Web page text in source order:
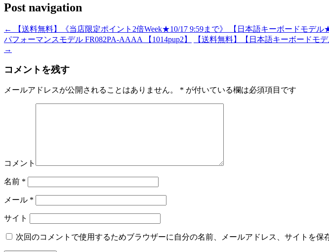
Post navigation
←
【送料無料】《当店限定ポイント2倍Week★10/17 9:59まで》 【日本語キーボードモデ
パフォーマンスモデル FR082PA-AAAA 【1014pup2】
【送料無料】【日本語キーボードモ
→
コメントを残す
メールアドレスが公開されることはありません。 * が付いている欄は必須項目です
コメント
名前 *
メール *
サイト
次回のコメントで使用するためブラウザーに自分の名前、メールアドレス、サイトを保